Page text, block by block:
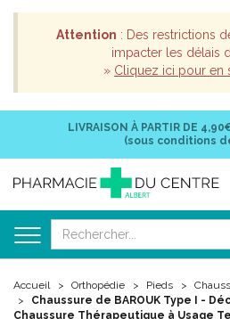
Attention : Des restrictions
impacter les délais
» Cliquez ici pour en
LIVRAISON À PARTIR DE
(sous conditions
Accueil Orthopédie Pieds
Chaussure de BAROUK Type I -
Chaussure Thérapeutique à Usage